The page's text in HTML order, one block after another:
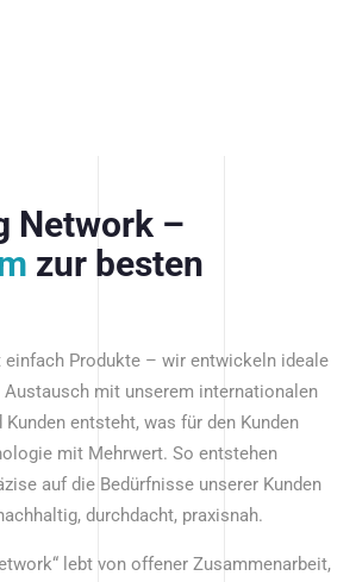
Network –
zur besten
Produkte – wir entwickeln ideale
Austausch mit unserem internationalen
Kunden entsteht, was für den Kunden
mit Mehrwert. So entstehen
auf die Bedürfnisse unserer Kunden
durchdacht, praxisnah.
lebt von offener Zusammenarbeit,